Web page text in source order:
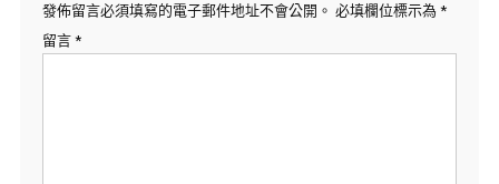
發佈留言必須填寫的電子郵件地址不會公開。 必填欄位標示為 *
留言 *